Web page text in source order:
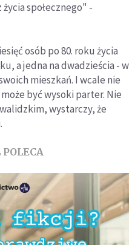
społecznego" -
osób po 80. roku życia
a jedna na dwadzieścia - w
mieszkań. I wcale nie
być wysoki parter. Nie
wystarczy, że